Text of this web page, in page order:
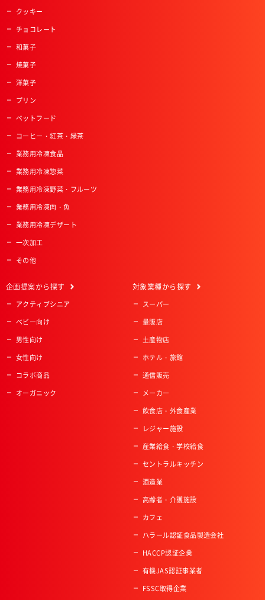
クッキー
チョコレート
和菓子
焼菓子
洋菓子
プリン
ペットフード
コーヒー・紅茶・緑茶
業務用冷凍食品
業務用冷凍惣菜
業務用冷凍野菜・フルーツ
業務用冷凍肉・魚
業務用冷凍デザート
一次加工
その他
企画提案から探す
アクティブシニア
ベビー向け
男性向け
女性向け
コラボ商品
オーガニック
対象業種から探す
スーパー
量販店
土産物店
ホテル・旅館
通信販売
メーカー
飲食店・外食産業
レジャー施設
産業給食・学校給食
セントラルキッチン
酒造業
高齢者・介護施設
カフェ
ハラール認証食品製造会社
HACCP認証企業
有機JAS認証事業者
FSSC取得企業